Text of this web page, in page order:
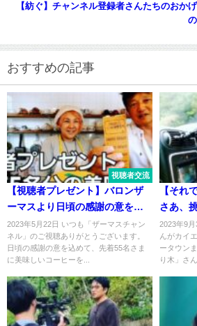
【紡ぐ】チャンネル登録者さんたちのおか
おすすめの記事
視聴者交流
【視聴者プレゼント】バロンザ
ーマスより日頃の感謝の意を込
めて
2023年5月22日 いつも「ザーマスチャン
ネル」のご視聴ありがとうございます。
日頃の感謝の意を込めて、先着55名さま
に美味しいコーヒーを...
【それ
さあ、
2023年9
んがカイ
ータウン
り木」さ